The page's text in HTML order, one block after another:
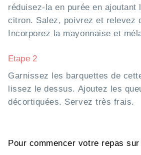
réduisez-la en purée en ajoutant
citron. Salez, poivrez et relevez
Incorporez la mayonnaise et
Etape 2
Garnissez les barquettes de
lissez le dessus. Ajoutez les
décortiquées. Servez très frais.
Pour commencer votre repas